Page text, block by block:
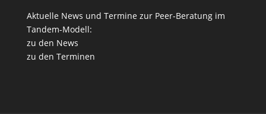
Aktuelle News und Termine zur Peer-Beratung im
Tandem-Modell:
zu den News
zu den Terminen